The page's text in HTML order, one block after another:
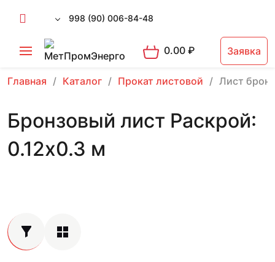
998 (90) 006-84-48
0.00₽ Заявка
Главная Каталог Прокат листовой Лист
Бронзовый лист Раскрой:
0.12х0.3 м